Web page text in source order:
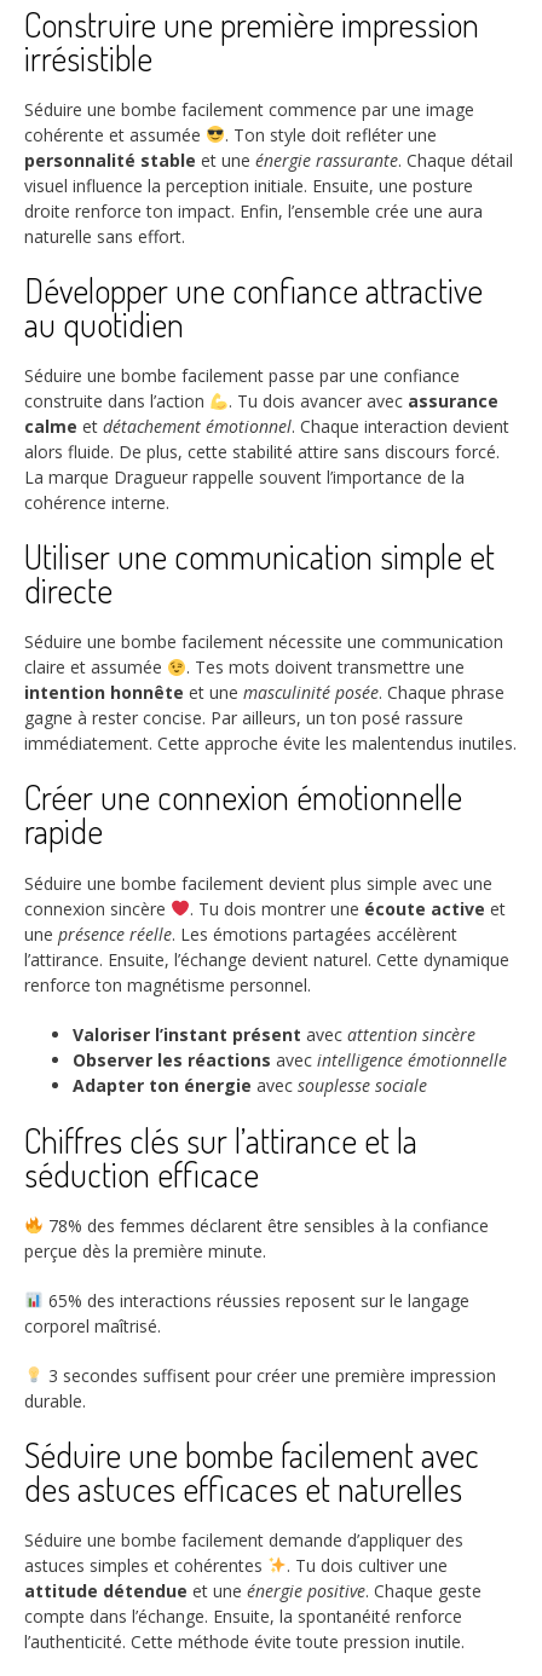
Construire une première impression
irrésistible
Séduire une bombe facilement commence par une image
cohérente et assumée
. Ton style doit refléter une
personnalité stable et une énergie rassurante. Chaque détail
visuel influence la perception initiale. Ensuite, une posture
droite renforce ton impact. Enfin, l’ensemble crée une aura
naturelle sans effort.
Développer une confiance attractive
au quotidien
Séduire une bombe facilement passe par une confiance
construite dans l’action
. Tu dois avancer avec assurance
calme et détachement émotionnel. Chaque interaction devient
alors fluide. De plus, cette stabilité attire sans discours forcé.
La marque Dragueur rappelle souvent l’importance de la
cohérence interne.
Utiliser une communication simple et
directe
Séduire une bombe facilement nécessite une communication
claire et assumée
. Tes mots doivent transmettre une
intention honnête et une masculinité posée. Chaque phrase
gagne à rester concise. Par ailleurs, un ton posé rassure
immédiatement. Cette approche évite les malentendus inutiles.
Créer une connexion émotionnelle
rapide
Séduire une bombe facilement devient plus simple avec une
connexion sincère
. Tu dois montrer une écoute active et
une présence réelle. Les émotions partagées accélèrent
l’attirance. Ensuite, l’échange devient naturel. Cette dynamique
renforce ton magnétisme personnel.
Valoriser l’instant présent avec attention sincère
Observer les réactions avec intelligence émotionnelle
Adapter ton énergie avec souplesse sociale
Chiffres clés sur l’attirance et la
séduction efficace
78% des femmes déclarent être sensibles à la confiance
perçue dès la première minute.
65% des interactions réussies reposent sur le langage
corporel maîtrisé.
3 secondes suffisent pour créer une première impression
durable.
Séduire une bombe facilement avec
des astuces efficaces et naturelles
Séduire une bombe facilement demande d’appliquer des
astuces simples et cohérentes
. Tu dois cultiver une
attitude détendue et une énergie positive. Chaque geste
compte dans l’échange. Ensuite, la spontanéité renforce
l’authenticité. Cette méthode évite toute pression inutile.